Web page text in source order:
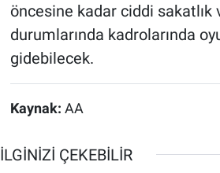
öncesine kadar ciddi sakatlık
durumlarında kadrolarında
gidebilecek.
Kaynak: AA